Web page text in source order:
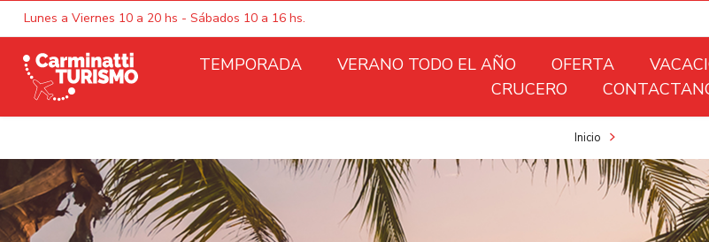
Lunes a Viernes 10 a 20 hs - Sábados 10 a 16 hs.
TEMPORADA VERANO TODO EL AÑO OFERTA
CRUCERO
Inicio